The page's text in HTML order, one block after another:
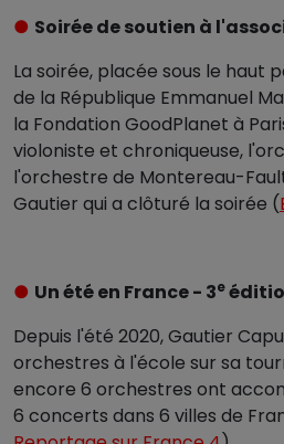
● Soirée de soutien à
La soirée, placée sous le haut
de la République Emmanuel
la Fondation GoodPlanet à
violoniste et chroniqueuse,
l'orchestre de Montereau-
Gautier qui a clôturé la soirée (
● Un été en France - 3e
Depuis l'été 2020, Gautier
orchestres à l'école sur sa
encore 6 orchestres ont
6 concerts dans 6 villes de